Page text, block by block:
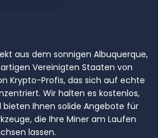
aus dem sonnigen Albuquerque,
Vereinigten Staaten von
Krypto-Profis, das sich auf echte
Wir halten es kostenlos,
Ihnen solide Angebote für
die Ihre Miner am Laufen
lassen.